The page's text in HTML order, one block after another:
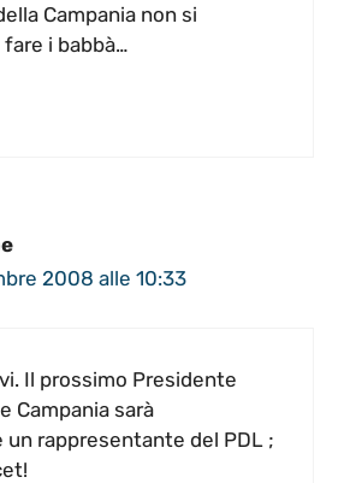
Campania non si
i babbà…
2008 alle 10:33
Il prossimo Presidente
Campania sarà
rappresentante del PDL ;